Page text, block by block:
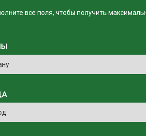
все поля, чтобы получить